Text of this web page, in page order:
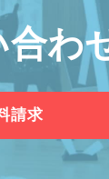
わ
請求